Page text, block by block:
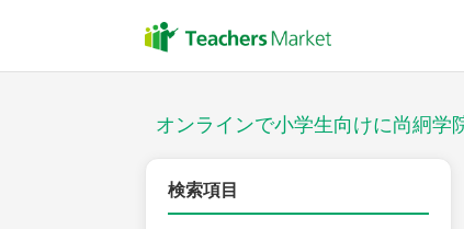
オンラインで小学生向けに尚絅学
検索項目
授業スタイル